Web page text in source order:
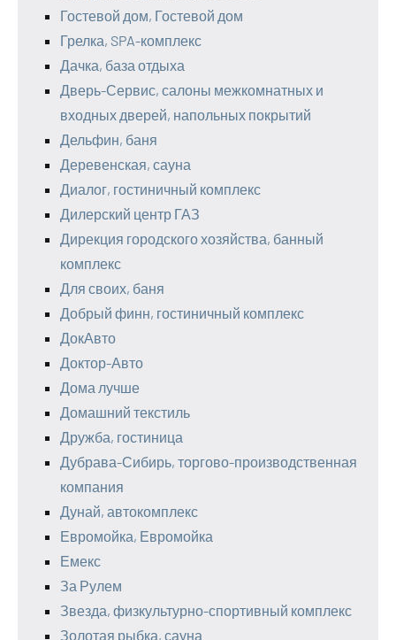
Гостевой дом, Гостевой дом
Грелка, SPA-комплекс
Дачка, база отдыха
Дверь-Сервис, салоны межкомнатных и
входных дверей, напольных покрытий
Дельфин, баня
Деревенская, сауна
Диалог, гостиничный комплекс
Дилерский центр ГАЗ
Дирекция городского хозяйства, банный
комплекс
Для своих, баня
Добрый финн, гостиничный комплекс
ДокАвто
Доктор-Авто
Дома лучше
Домашний текстиль
Дружба, гостиница
Дубрава-Сибирь, торгово-производственная
компания
Дунай, автокомплекс
Евромойка, Евромойка
Емекс
За Рулем
Звезда, физкультурно-спортивный комплекс
Золотая рыбка, сауна